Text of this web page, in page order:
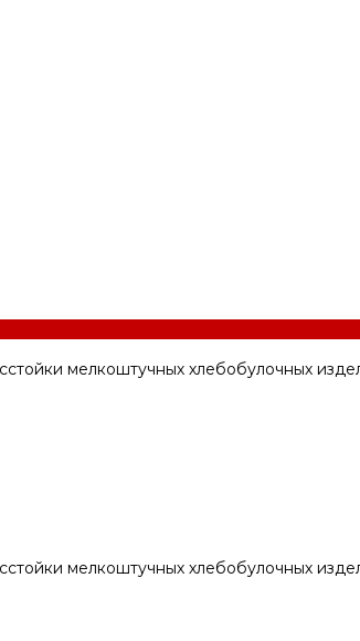
мелкоштучных хлебобулочных
мелкоштучных хлебобулочных